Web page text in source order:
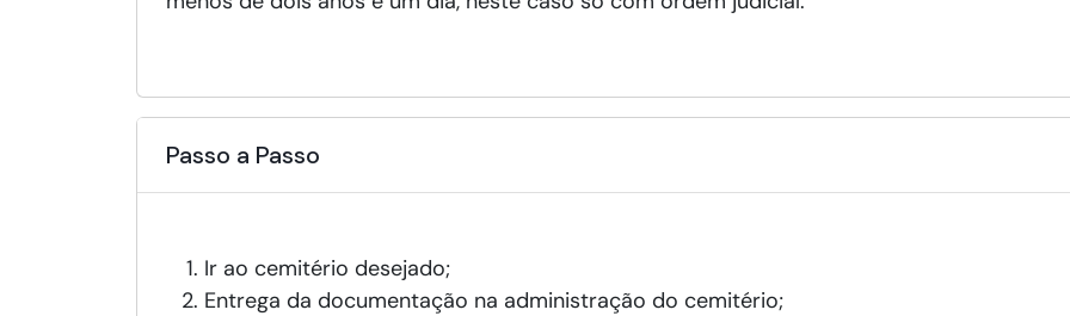
Passo a Passo
Ir ao cemitério desejado;
Entrega da documentação na administração do cemitério;